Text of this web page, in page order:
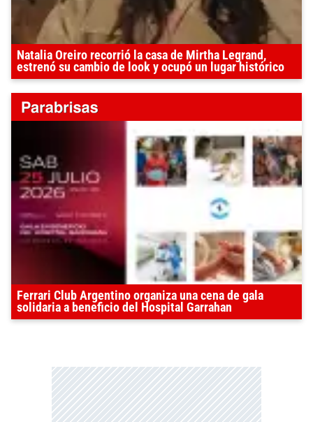
Natalia Oreiro recorrió la casa de Mirtha Legrand,
estrenó su cambio de look y ocupó un lugar histórico
Ferrari Club Argentino organiza una cena de gala
solidaria a beneficio del Hospital Garrahan